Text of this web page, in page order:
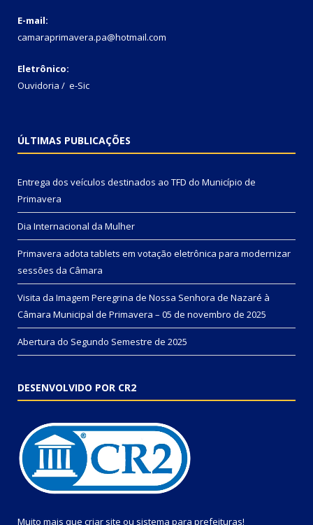
E-mail:
camaraprimavera.pa@hotmail.com
Eletrônico:
Ouvidoria / e-Sic
ÚLTIMAS PUBLICAÇÕES
Entrega dos veículos destinados ao TFD do Município de
Primavera
Dia Internacional da Mulher
Primavera adota tablets em votação eletrônica para modernizar
sessões da Câmara
Visita da Imagem Peregrina de Nossa Senhora de Nazaré à
Câmara Municipal de Primavera – 05 de novembro de 2025
Abertura do Segundo Semestre de 2025
DESENVOLVIDO POR CR2
Muito mais que criar site ou sistema para prefeituras!